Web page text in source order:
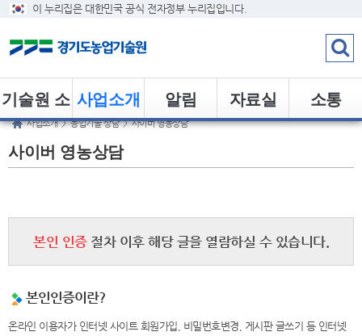
이 누리집은 대한민국 공식 전자정부 누리집입니다.
소통
자료실
알림
사업소개
기술원 소
개
사업소개 > 농업기술 상담 > 사이버 영농상담
사이버 영농상담
본인 인증절차 이후 해당 글을 열람하실 수 있습니다.
본인인증이란?
온라인 이용자가 인터넷 사이트 회원가입, 비밀번호변경, 게시판 글쓰기 등 인터넷